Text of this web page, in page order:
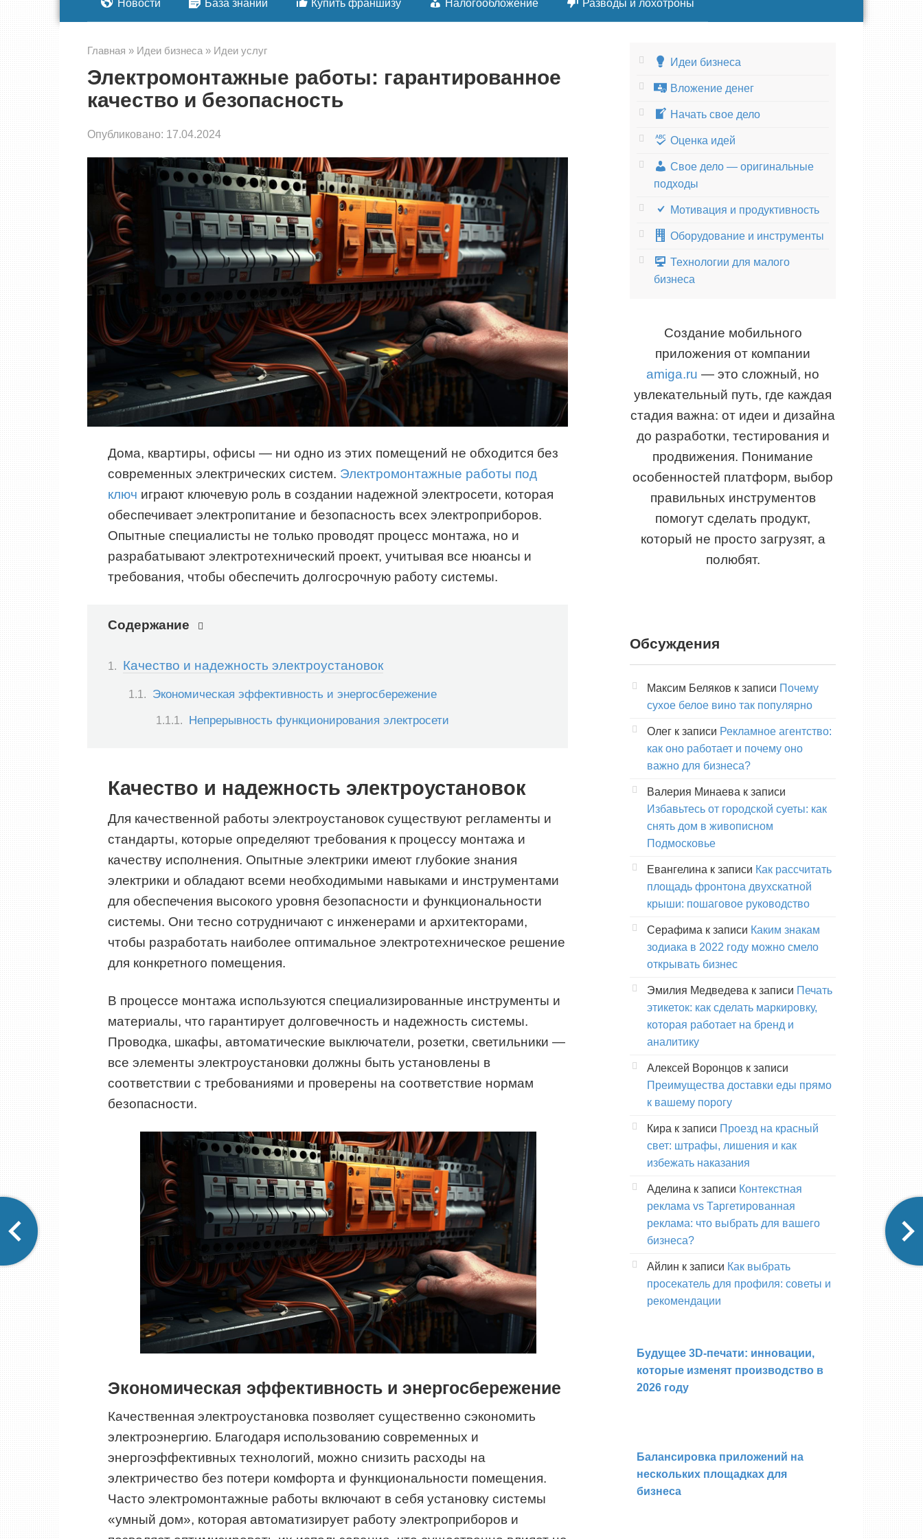
Новости База знаний Купить франшизу Налогообложение Разводы и лохотроны
Главная » Идеи бизнеса » Идеи услуг
Электромонтажные работы: гарантированное
качество и безопасность
Опубликовано: 17.04.2024
Дома, квартиры, офисы — ни одно из этих помещений не обходится без
современных электрических систем. Электромонтажные работы под
ключ играют ключевую роль в создании надежной электросети, которая
обеспечивает электропитание и безопасность всех электроприборов.
Опытные специалисты не только проводят процесс монтажа, но и
разрабатывают электротехнический проект, учитывая все нюансы и
требования, чтобы обеспечить долгосрочную работу системы.
Содержание
Качество и надежность электроустановок
Экономическая эффективность и энергосбережение
Непрерывность функционирования электросети
Качество и надежность электроустановок
Для качественной работы электроустановок существуют регламенты и
стандарты, которые определяют требования к процессу монтажа и
качеству исполнения. Опытные электрики имеют глубокие знания
электрики и обладают всеми необходимыми навыками и инструментами
для обеспечения высокого уровня безопасности и функциональности
системы. Они тесно сотрудничают с инженерами и архитекторами,
чтобы разработать наиболее оптимальное электротехническое решение
для конкретного помещения.
В процессе монтажа используются специализированные инструменты и
материалы, что гарантирует долговечность и надежность системы.
Проводка, шкафы, автоматические выключатели, розетки, светильники —
все элементы электроустановки должны быть установлены в
соответствии с требованиями и проверены на соответствие нормам
безопасности.
Экономическая эффективность и энергосбережение
Качественная электроустановка позволяет существенно сэкономить
электроэнергию. Благодаря использованию современных и
энергоэффективных технологий, можно снизить расходы на
электричество без потери комфорта и функциональности помещения.
Часто электромонтажные работы включают в себя установку системы
«умный дом», которая автоматизирует работу электроприборов и
Идеи бизнеса
Вложение денег
Начать свое дело
Оценка идей
Свое дело — оригинальные
подходы
Мотивация и продуктивность
Оборудование и инструменты
Технологии для малого
бизнеса
Создание мобильного
приложения от компании
amiga.ru — это сложный, но
увлекательный путь, где каждая
стадия важна: от идеи и дизайна
до разработки, тестирования и
продвижения. Понимание
особенностей платформ, выбор
правильных инструментов
помогут сделать продукт,
который не просто загрузят, а
полюбят.
Обсуждения
Максим Беляков к записи Почему
сухое белое вино так популярно
Олег к записи Рекламное агентство:
как оно работает и почему оно
важно для бизнеса?
Валерия Минаева к записи
Избавьтесь от городской суеты: как
снять дом в живописном
Подмосковье
Евангелина к записи Как рассчитать
площадь фронтона двухскатной
крыши: пошаговое руководство
Серафима к записи Каким знакам
зодиака в 2022 году можно смело
открывать бизнес
Эмилия Медведева к записи Печать
этикеток: как сделать маркировку,
которая работает на бренд и
аналитику
Алексей Воронцов к записи
Преимущества доставки еды прямо
к вашему порогу
Кира к записи Проезд на красный
свет: штрафы, лишения и как
избежать наказания
Аделина к записи Контекстная
реклама vs Таргетированная
реклама: что выбрать для вашего
бизнеса?
Айлин к записи Как выбрать
просекатель для профиля: советы и
рекомендации
Будущее 3D-печати: инновации,
которые изменят производство в
2026 году
Балансировка приложений на
нескольких площадках для
бизнеса